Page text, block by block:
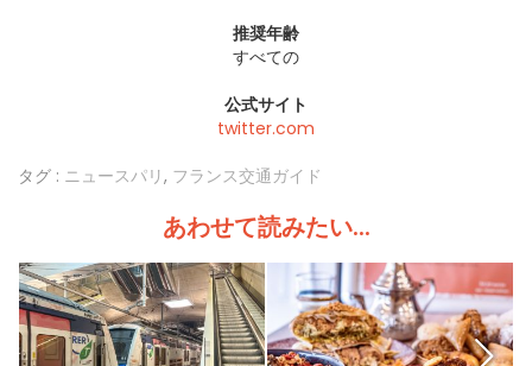
推奨年齢
すべての
公式サイト
twitter.com
タグ : ニュースパリ, フランス交通ガイド
あわせて読みたい...